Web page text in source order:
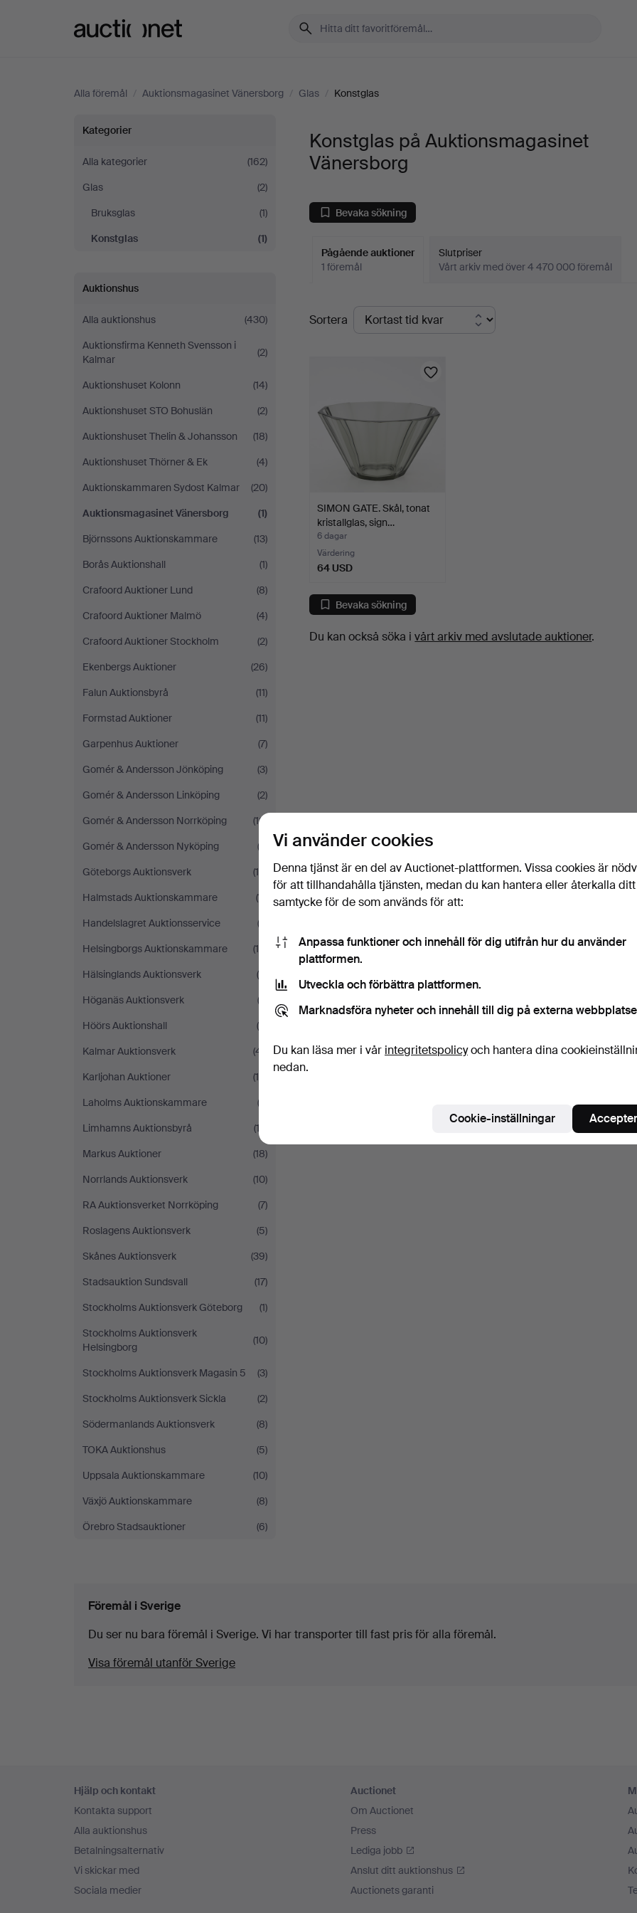
Alla föremål / Auktionsmagasinet Vänersborg / Glas / Konstglas
Konstglas
på
Auktionsmagasinet
Vänersborg
Kategorier
Alla kategorier
(162)
Glas
(2)
Bruksglas
(1)
Konstglas
(1)
Auktionshus
Alla auktionshus
(430)
Auktionsfirma Kenneth Svensson i
Kalmar
(2)
Auktionshuset Kolonn
(14)
Auktionshuset STO Bohuslän
(2)
Auktionshuset Thelin & Johansson
(18)
Auktionshuset Thörner & Ek
(4)
Auktionskammaren Sydost Kalmar
(20)
Auktionsmagasinet Vänersborg
(1)
Björnssons Auktionskammare
(13)
Borås Auktionshall
(1)
Crafoord Auktioner Lund
(8)
Crafoord Auktioner Malmö
(4)
Crafoord Auktioner Stockholm
(2)
Ekenbergs Auktioner
(26)
Falun Auktionsbyrå
(11)
Formstad Auktioner
(11)
Garpenhus Auktioner
(7)
Gomér & Andersson Jönköping
(3)
Gomér & Andersson Linköping
(2)
Gomér & Andersson Norrköping
(10)
Gomér & Andersson Nyköping
(2)
Göteborgs Auktionsverk
(10)
Halmstads Auktionskammare
(11)
Handelslagret Auktionsservice
(3)
Helsingborgs Auktionskammare
(15)
Hälsinglands Auktionsverk
(4)
Höganäs Auktionsverk
(2)
Höörs Auktionshall
(5)
Kalmar Auktionsverk
(41)
Karljohan Auktioner
(14)
Laholms Auktionskammare
(2)
Limhamns Auktionsbyrå
(13)
Markus Auktioner
(18)
Norrlands Auktionsverk
(10)
RA Auktionsverket Norrköping
(7)
Roslagens Auktionsverk
(5)
Skånes Auktionsverk
(39)
Stadsauktion Sundsvall
(17)
Stockholms Auktionsverk Göteborg
(1)
Stockholms Auktionsverk
Helsingborg
(10)
Stockholms Auktionsverk Magasin 5
(3)
Stockholms Auktionsverk Sickla
(2)
Södermanlands Auktionsverk
(8)
TOKA Auktionshus
(5)
Uppsala Auktionskammare
(10)
Växjö Auktionskammare
(8)
Örebro Stadsauktioner
(6)
Konstglas på Auktionsmagasinet
Vänersborg
Bevaka sökning
Pågående auktioner
1 föremål
Slutpriser
Vårt arkiv med över 4 470 000 föremål
Pågående
auktioner
Sortera
SIMON GATE. Skål, tonat
kristallglas, sign…
6 dagar
Värdering
64 USD
Bevaka sökning
Du kan också söka ivårt arkiv med avslutade auktioner.
Föremål i Sverige
Du ser nu bara föremål i Sverige. Vi har transporter till fast pris för alla föremål.
Visa föremål utanför Sverige
Hjälp och kontakt
Kontakta support
Alla auktionshus
Betalningsalternativ
Vi skickar med
Sociala medier
Auctionet
Om Auctionet
Press
Lediga jobb
Anslut ditt auktionshus
Auctionets garanti
Vi använder cookies
Denna tjänst är en del av Auctionet-plattformen. Vissa cookies är
för att tillhandahålla tjänsten, medan du kan hantera eller återkalla ditt
samtycke för de som används för att:
Anpassa funktioner och innehåll för dig utifrån hur du använder
plattformen.
Utveckla och förbättra plattformen.
Marknadsföra nyheter och innehåll till dig på externa
Du kan läsa mer i vår integritetspolicyoch hantera dina
nedan.
Cookie-inställningar